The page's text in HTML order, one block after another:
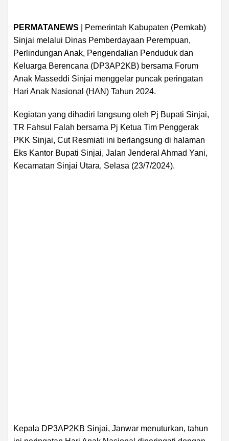
PERMATANEWS | Pemerintah Kabupaten (Pemkab)
Sinjai melalui Dinas Pemberdayaan Perempuan,
Perlindungan Anak, Pengendalian Penduduk dan
Keluarga Berencana (DP3AP2KB) bersama Forum
Anak Masseddi Sinjai menggelar puncak peringatan
Hari Anak Nasional (HAN) Tahun 2024.
Kegiatan yang dihadiri langsung oleh Pj Bupati Sinjai,
TR Fahsul Falah bersama Pj Ketua Tim Penggerak
PKK Sinjai, Cut Resmiati ini berlangsung di halaman
Eks Kantor Bupati Sinjai, Jalan Jenderal Ahmad Yani,
Kecamatan Sinjai Utara, Selasa (23/7/2024).
Kepala DP3AP2KB Sinjai, Janwar menuturkan, tahun